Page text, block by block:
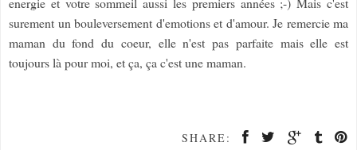
surement un bouleversement d'emotions et d'amour. Je remercie ma
maman du fond du coeur, elle n'est pas parfaite mais elle est
toujours là pour moi, et ça, ça c'est une maman.
SHARE: